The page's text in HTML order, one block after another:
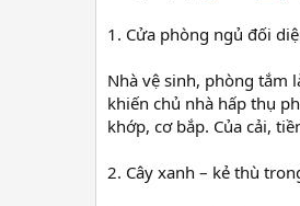
1. Cửa phòng ngủ đối
Nhà vệ sinh, phòng tắm
khiến chủ nhà hấp thụ
khớp, cơ bắp. Của cải,
2. Cây xanh – kẻ thù